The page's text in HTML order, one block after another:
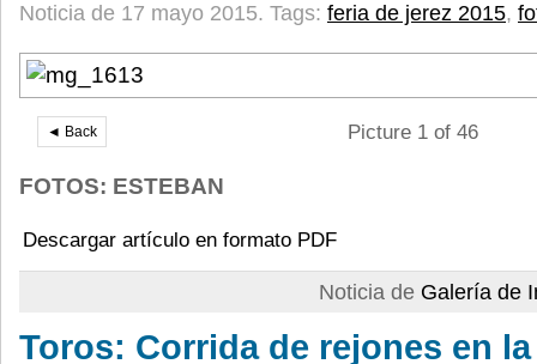
Noticia de 17 mayo 2015. Tags: feria de jerez 2015,
◄ Back Picture 1 of 46
FOTOS: ESTEBAN
Descargar artículo en formato PDF
Noticia de Galería de
Toros: Corrida de rejones en